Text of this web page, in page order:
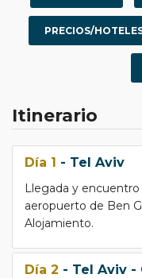
PRECIOS/
Itinerario
Día 1 - Tel Aviv
Llegada y
aeropuerto de Ben
Alojamiento.
Día 2 - Tel Aviv -